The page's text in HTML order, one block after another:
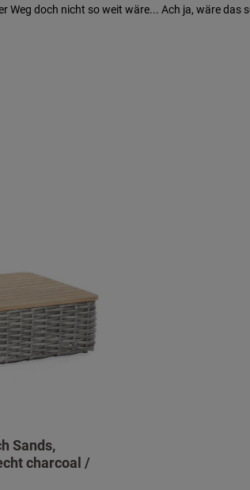
Weg doch nicht so weit wäre... Ach ja, wäre das
Sands,
charcoal /